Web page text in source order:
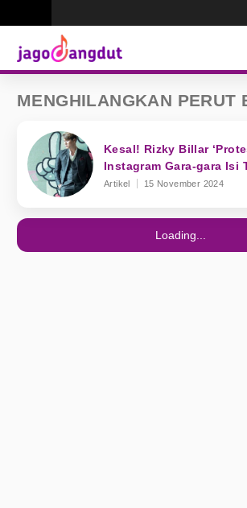
MENGHILANGKAN PERUT
Kesal! Rizky Billar
Instagram Gara-gara Isi
Artikel 15 November 2024
Loading...